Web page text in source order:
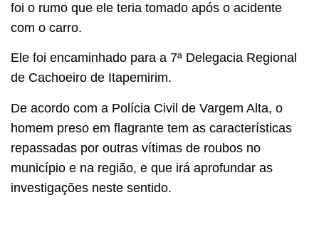
foi o rumo que ele teria tomado após o acidente
com o carro.
Ele foi encaminhado para a 7ª Delegacia Regional
de Cachoeiro de Itapemirim.
De acordo com a Polícia Civil de Vargem Alta, o
homem preso em flagrante tem as características
repassadas por outras vítimas de roubos no
município e na região, e que irá aprofundar as
investigações neste sentido.